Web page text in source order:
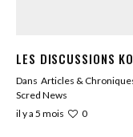
LES DISCUSSIONS
Dans Articles &
Scred News
il y a 5 mois
0